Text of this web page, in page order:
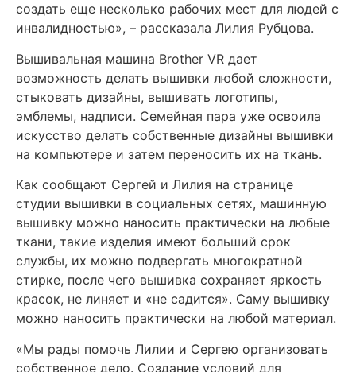
создать еще несколько рабочих мест для людей с
инвалидностью», – рассказала Лилия Рубцова.
Вышивальная машина Brother VR дает
возможность делать вышивки любой сложности,
стыковать дизайны, вышивать логотипы,
эмблемы, надписи. Семейная пара уже освоила
искусство делать собственные дизайны вышивки
на компьютере и затем переносить их на ткань.
Как сообщают Сергей и Лилия на странице
студии вышивки в социальных сетях, машинную
вышивку можно наносить практически на любые
ткани, такие изделия имеют больший срок
службы, их можно подвергать многократной
стирке, после чего вышивка сохраняет яркость
красок, не линяет и «не садится». Саму вышивку
можно наносить практически на любой материал.
«Мы рады помочь Лилии и Сергею организовать
собственное дело. Создание условий для